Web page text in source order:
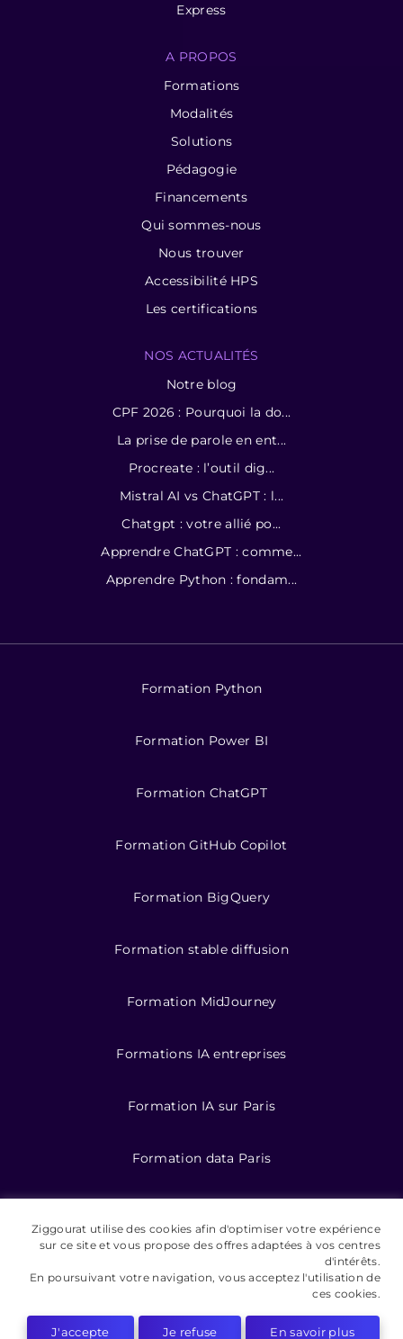
Express
A PROPOS
Formations
Modalités
Solutions
Pédagogie
Financements
Qui sommes-nous
Nous trouver
Accessibilité HPS
Les certifications
NOS ACTUALITÉS
Notre blog
CPF 2026 : Pourquoi la do...
La prise de parole en ent...
Procreate : l’outil dig...
Mistral AI vs ChatGPT : l...
Chatgpt : votre allié po...
Apprendre ChatGPT : comme...
Apprendre Python : fondam...
Formation Python
Formation Power BI
Formation ChatGPT
Formation GitHub Copilot
Formation BigQuery
Formation stable diffusion
Formation MidJourney
Formations IA entreprises
Formation IA sur Paris
Formation data Paris
©️ 2026 Ziggourat formations
Ziggourat utilise des cookies afin d'optimiser votre expérience
sur ce site et vous propose des offres adaptées à vos centres
d'intérêts.
En poursuivant votre navigation, vous acceptez l'utilisation de
ces cookies.
J'accepte Je refuse En savoir plus